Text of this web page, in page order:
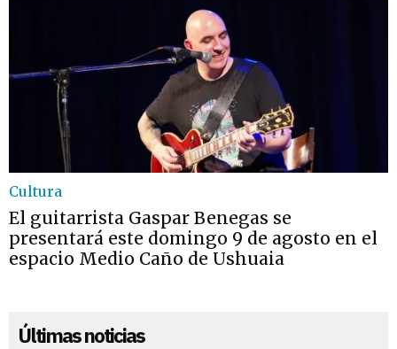
Cultura
El guitarrista Gaspar Benegas se
presentará este domingo 9 de agosto en el
espacio Medio Caño de Ushuaia
Últimas noticias